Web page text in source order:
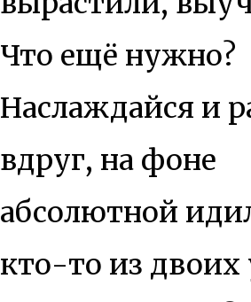
Что ещё нужно?
Наслаждайся и
вдруг, на фоне
абсолютной
кто-то из двоих